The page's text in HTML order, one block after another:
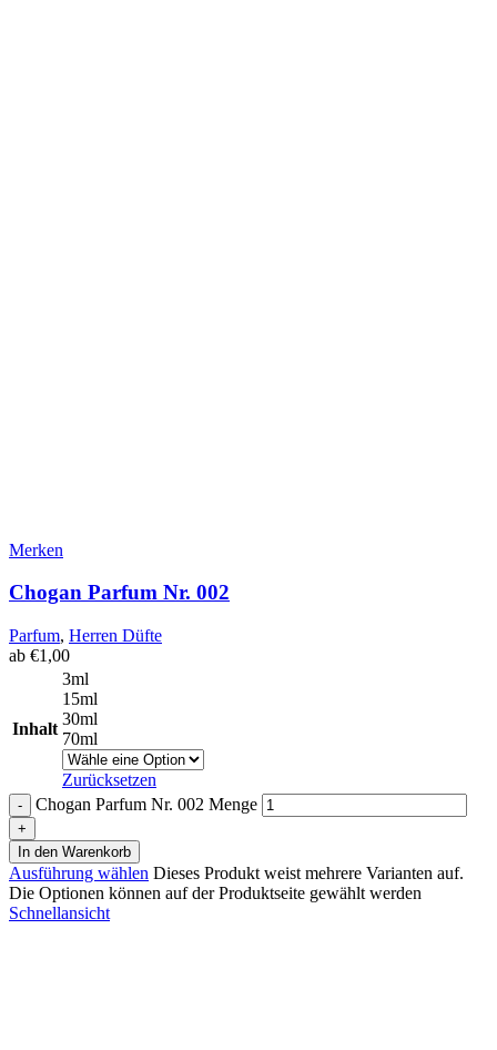
Merken
Chogan Parfum Nr. 002
Parfum, Herren Düfte
ab €1,00
Inhalt
3ml
15ml
30ml
70ml
Zurücksetzen
Chogan Parfum Nr. 002 Menge
In den Warenkorb
Ausführung wählen Dieses Produkt weist mehrere Varianten auf.
Die Optionen können auf der Produktseite gewählt werden
Schnellansicht